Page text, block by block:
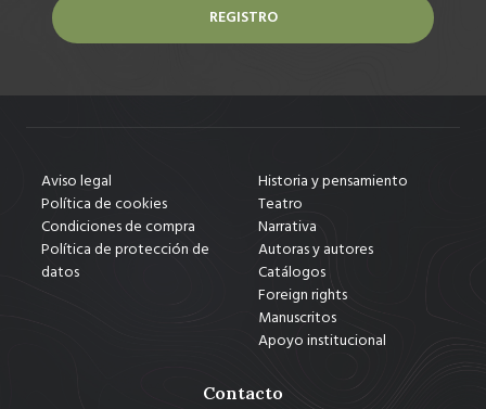
REGISTRO
Aviso legal
Política de cookies
Condiciones de compra
Política de protección de
datos
Historia y pensamiento
Teatro
Narrativa
Autoras y autores
Catálogos
Foreign rights
Manuscritos
Apoyo institucional
Contacto